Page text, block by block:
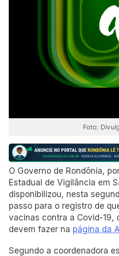
Foto:
O Governo de Rondônia,
Estadual de Vigilância em
disponibilizou, nesta
passo para o registro de
vacinas contra a Covid-19,
devem fazer na página da
Segundo a coordenadora